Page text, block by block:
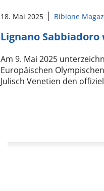
18. Mai 2025 Bibione
Lignano
Am 9. Mai 2025
Europäischen
Julisch Venetien den